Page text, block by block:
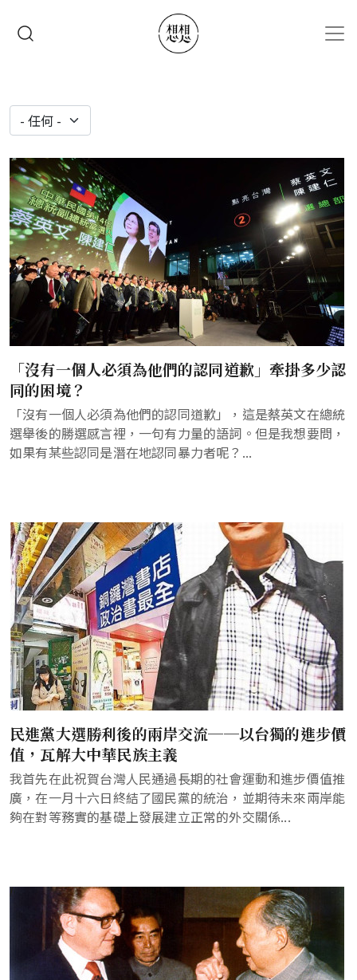
「沒有一個人必須為他們的認同道歉」牽掛多少認
同的困境？
「沒有一個人必須為他們的認同道歉」，這是蔡英文在總統
選舉後的勝選感言裡，一句有力量的語詞。但是我想要問，
如果有某些認同是潛在地認同暴力者呢？...
民進黨大選勝利後的兩岸交流──以台獨的進步價
值，瓦解大中華民族主義
我首先在此祝賀台灣人民通過長期的社會運動和進步價值推
廣，在一月十六日終結了國民黨的統治，並期待未來兩岸能
夠在對等務實的基礎上發展建立正常的外交關係...